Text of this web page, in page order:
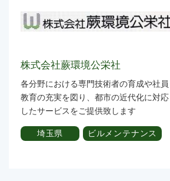
株式会社蕨環境公栄社
各分野における専門技術者の育成や社員
教育の充実を図り、都市の近代化に対応
したサービスをご提供致します
埼玉県 ビルメンテナンス